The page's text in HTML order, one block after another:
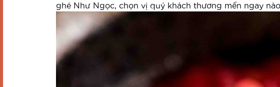
ghé Như Ngọc, chọn vị quý khách thương mến ngay